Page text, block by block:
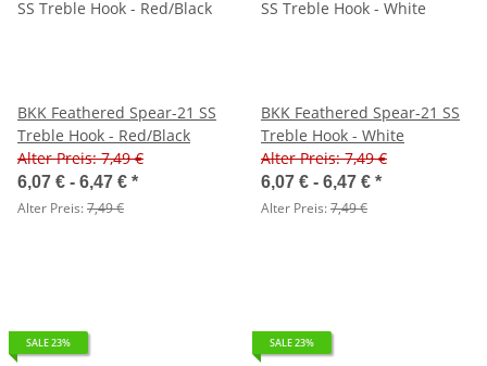
BKK Feathered Spear-21 SS
Treble Hook - Red/Black
Alter Preis: 7,49 €
6,07 € - 6,47 € *
Alter Preis:7,49 €
BKK Feathered Spear-21 SS
Treble Hook - White
Alter Preis: 7,49 €
6,07 € - 6,47 € *
Alter Preis:7,49 €
SALE 23% SALE 23%